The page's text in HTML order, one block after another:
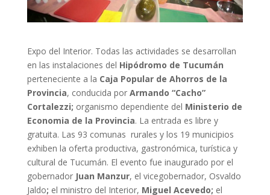
Expo del Interior. Todas las actividades se desarrollan
en las instalaciones del Hipódromo de Tucumán
perteneciente a la Caja Popular de Ahorros de la
Provincia, conducida por Armando “Cacho”
Cortalezzi; organismo dependiente del Ministerio de
Economia de la Provincia. La entrada es libre y
gratuita. Las 93 comunas rurales y los 19 municipios
exhiben la oferta productiva, gastronómica, turística y
cultural de Tucumán. El evento fue inaugurado por el
gobernador Juan Manzur, el vicegobernador, Osvaldo
Jaldo; el ministro del Interior, Miguel Acevedo; el